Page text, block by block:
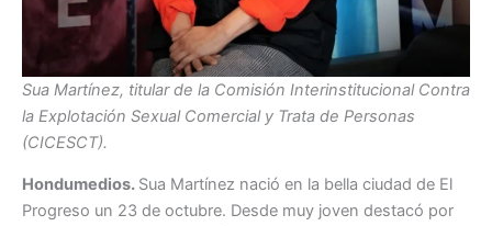
Sua Martínez, titular de la Comisión Interinstitucional Contra
la Explotación Sexual Comercial y Trata de Personas
(CICESCT).
Hondumedios. Sua Martínez nació en la bella ciudad de El
Progreso un 23 de octubre. Desde muy joven destacó por